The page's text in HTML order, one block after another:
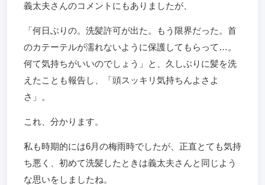
義太夫さんのコメントにもありましたが、
「何日ぶりの。洗髪許可が出た。もう限界だった。首
のカテーテルが濡れないように保護してもらって…。
何て気持ちがいいのでしょう」と、久しぶりに髪を洗
えたことも報告し、「頭スッキリ気持ちんよさよ
さ」。
これ、分かります。
私も時期的には6月の梅雨時でしたが、正直とても気持
ち悪く、初めて洗髪したときは義太夫さんと同じよう
な思いをしましたね。